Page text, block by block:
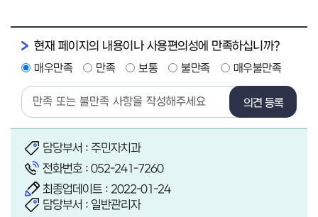
현재 페이지의 내용이나 사용편의성에 만족하십니까?
매우만족 만족 보통 불만족 매우불만족
의견 등록
담당부서 : 주민자치과
전화번호 : 052-241-7260
최종업데이트 : 2022-01-24
담당부서 : 일반관리자